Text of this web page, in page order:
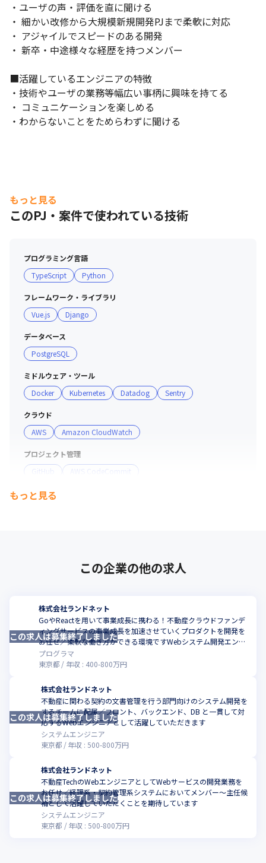
・ユーザの声・評価を直に聞ける
・ 細かい改修から大規模新規開発PJまで柔軟に対応
・ アジャイルでスピードのある開発
・ 新卒・中途様々な経歴を持つメンバー
■活躍しているエンジニアの特徴
・技術やユーザの業務等幅広い事柄に興味を持てる
・ コミュニケーションを楽しめる
・わからないことをためらわずに聞ける
もっと見る
このPJ・案件で使われている技術
プログラミング言語
TypeScript
Python
フレームワーク・ライブラリ
Vue.js
Django
データベース
PostgreSQL
ミドルウェア・ツール
Docker
Kubernetes Datadog Sentry
クラウド
AWS
Amazon CloudWatch
プロジェクト管理
GitHub
AWS CodeCommit
支給PC
もっと見る
この企業の他の求人
株式会社ランドネット
GoやReactを用いて事業成長に携わる！不動産クラウドファンデ
ィングサービスの事業成長を加速させていくプロダクトを開発を
お任せ／柔軟な働き方ができる環境ですWebシステム開発エンジ
ニア#6
プログラマ
東京都
年収 : 400-800万円
この求人は募集終了しました
株式会社ランドネット
不動産に関わる契約の文書管理を行う部門向けのシステム開発を
するチームに配属／フロント、バックエンド、DB と一貫して対
応するWebエンジニアとして活躍していただきます
システムエンジニア
東京都
年収 :500-800万円
この求人は募集終了しました
株式会社ランドネット
不動産TechのWebエンジニアとしてWebサービスの開発業務を
お任せ／経理系・契約管理系システムにおいてメンバー～主任候
補として活躍していただくことを期待しています
システムエンジニア
東京都
年収 :500-800万円
この求人は募集終了しました